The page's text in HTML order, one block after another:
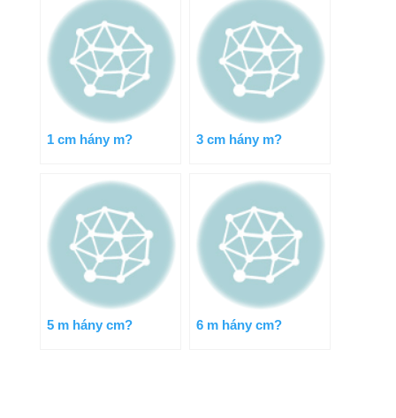
1 cm hány m? 3 cm hány m?
5 m hány cm? 6 m hány cm?